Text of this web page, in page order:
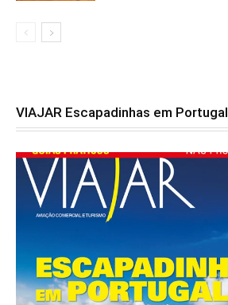
VIAJAR Escapadinhas em Portugal